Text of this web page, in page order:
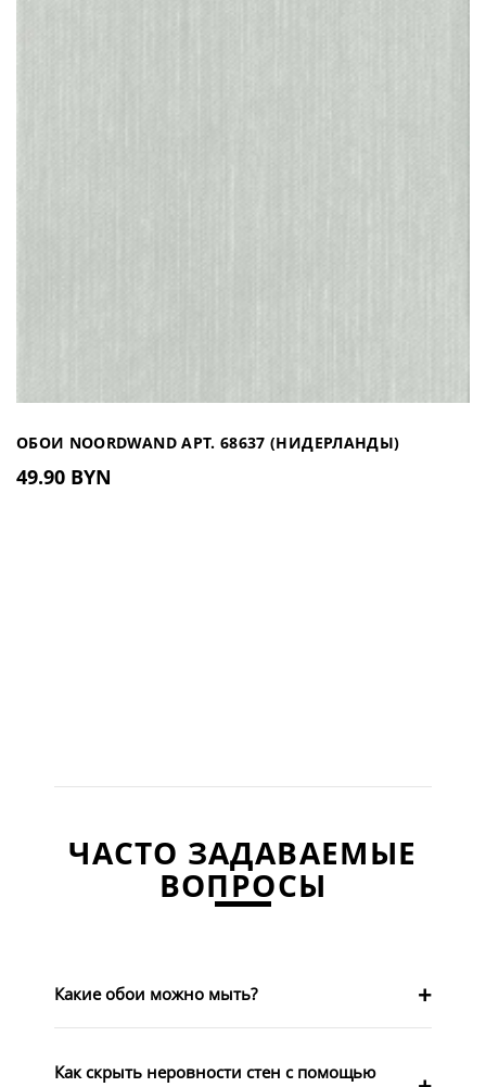
ОБОИ NOORDWAND АРТ. 68637 (НИДЕРЛАНДЫ)
49.90 BYN
ЧАСТО ЗАДАВАЕМЫЕ
ВОПРОСЫ
Какие обои можно мыть?
Как скрыть неровности стен с помощью